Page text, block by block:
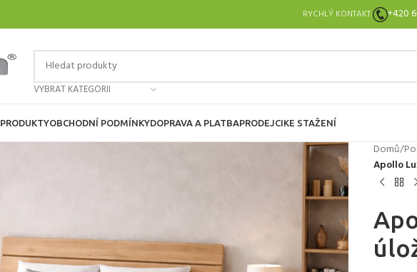
RYCHLÝ KONTAKT: +420
VYBRAT KATEGORII
PRODUKTYOBCHODNÍ PODMÍNKYDOPRAVA A PLATBAPRODEJCIKE STAŽENÍ
Domů/
Apollo